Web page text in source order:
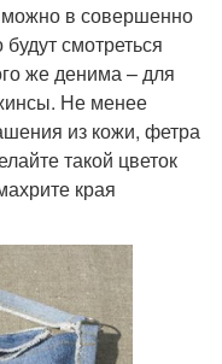
в совершенно
смотреться
же денима – для
Не менее
из кожи, фетра
такой цветок
края